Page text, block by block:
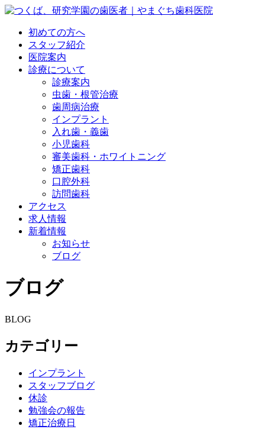
初めての方へ
スタッフ紹介
医院案内
診療について
診療案内
虫歯・根管治療
歯周病治療
インプラント
入れ歯・義歯
小児歯科
審美歯科・ホワイトニング
矯正歯科
口腔外科
訪問歯科
アクセス
求人情報
新着情報
お知らせ
ブログ
ブログ
BLOG
カテゴリー
インプラント
スタッフブログ
休診
勉強会の報告
矯正治療日